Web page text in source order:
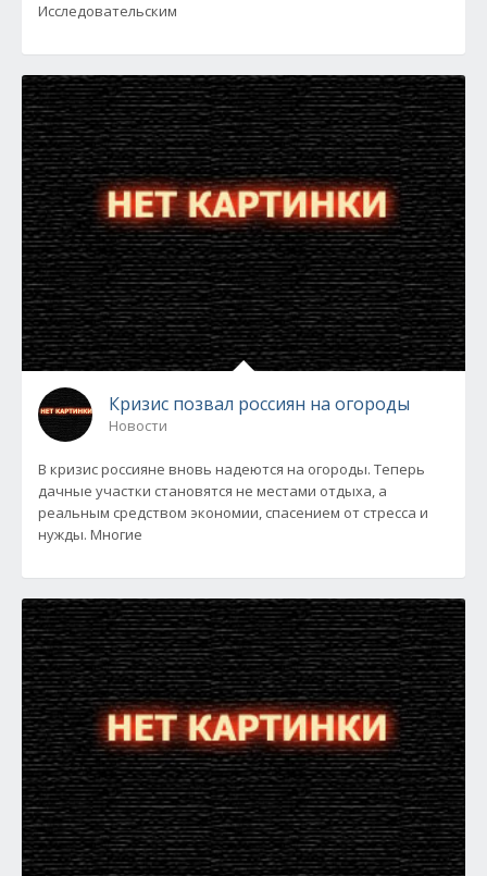
Исследовательским
Кризис позвал россиян на огороды
Новости
В кризис россияне вновь надеются на огороды. Теперь
дачные участки становятся не местами отдыха, а
реальным средством экономии, спасением от стресса и
нужды. Многие